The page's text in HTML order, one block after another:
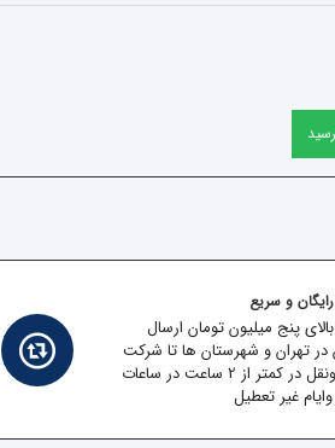
و سریع
پنج میلیون تومان ارسال
در تهران و شهرستان ها تا شرکت
حمل ونقل در کمتر از 2 ساعت در ساعات
غیر تعطیل